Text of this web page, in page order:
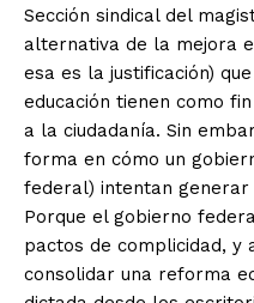
Sección sindical del
alternativa de la mejora
esa es la justificación)
educación tienen como
a la ciudadanía. Sin
forma en cómo un
federal) intentan generar
Porque el gobierno
pactos de complicidad, y
consolidar una reforma